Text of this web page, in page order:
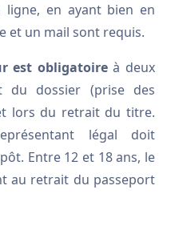
en ayant bien en
et un mail sont requis.
est obligatoireà deux
dossier (prise des
lors du retrait du titre.
légal doit
Entre 12 et 18 ans, le
au retrait du passeport